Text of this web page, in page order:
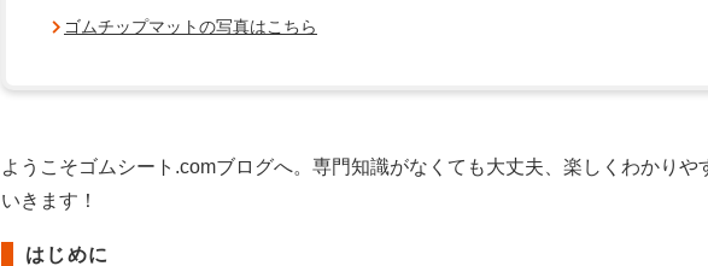
ゴムチップマットの写真はこちら
ようこそゴムシート.comブログへ。専門知識がなくても大丈夫、楽しくわかりや
いきます！
はじめに